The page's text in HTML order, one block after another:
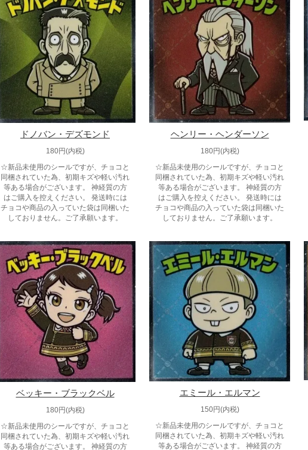
ドノバン・デズモンド
180円(内税)
☆新品未使用のシールですが、チョコと
同梱されていた為、初期キズや軽い汚れ
等ある場合がございます。 神経質の方
はご購入を控えください。 発送時には
チョコや商品の入っていた袋は同梱いた
しておりません。ご了承願います。
ヘンリー・ヘンダーソン
180円(内税)
☆新品未使用のシールですが、チョコと
同梱されていた為、初期キズや軽い汚れ
等ある場合がございます。 神経質の方
はご購入を控えください。 発送時には
チョコや商品の入っていた袋は同梱いた
しておりません。ご了承願います。
ベッキー・ブラックベル
180円(内税)
☆新品未使用のシールですが、チョコと
同梱されていた為、初期キズや軽い汚れ
等ある場合がございます。 神経質の方
エミール・エルマン
150円(内税)
☆新品未使用のシールですが、チョコと
同梱されていた為、初期キズや軽い汚れ
等ある場合がございます。 神経質の方